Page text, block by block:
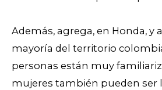
Además, agrega, en Honda, y
mayoría del territorio
personas están muy
mujeres también pueden ser